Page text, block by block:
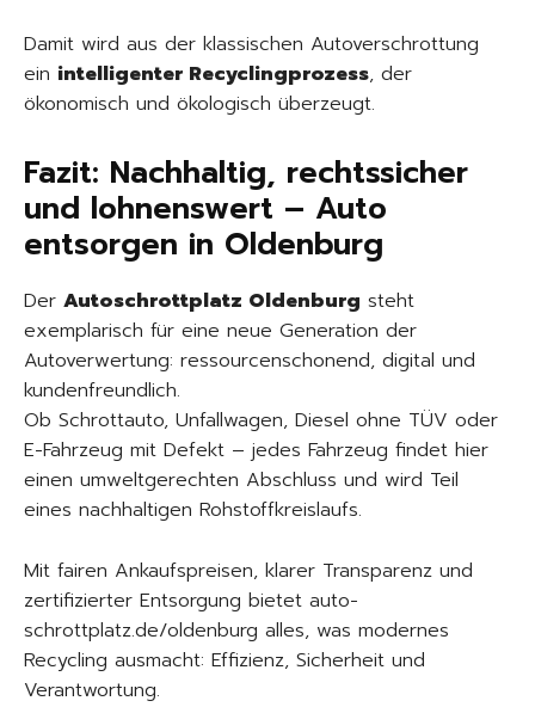
Damit wird aus der klassischen Autoverschrottung
ein intelligenter Recyclingprozess, der
ökonomisch und ökologisch überzeugt.
Fazit: Nachhaltig, rechtssicher
und lohnenswert – Auto
entsorgen in Oldenburg
Der Autoschrottplatz Oldenburg steht
exemplarisch für eine neue Generation der
Autoverwertung: ressourcenschonend, digital und
kundenfreundlich.
Ob Schrottauto, Unfallwagen, Diesel ohne TÜV oder
E-Fahrzeug mit Defekt – jedes Fahrzeug findet hier
einen umweltgerechten Abschluss und wird Teil
eines nachhaltigen Rohstoffkreislaufs.
Mit fairen Ankaufspreisen, klarer Transparenz und
zertifizierter Entsorgung bietet auto-
schrottplatz.de/oldenburg alles, was modernes
Recycling ausmacht: Effizienz, Sicherheit und
Verantwortung.